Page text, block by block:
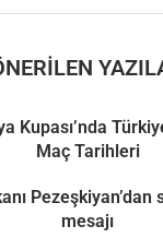
Kupası’nda
Maç Tarihleri
Pezeşkiyan’dan
mesajı